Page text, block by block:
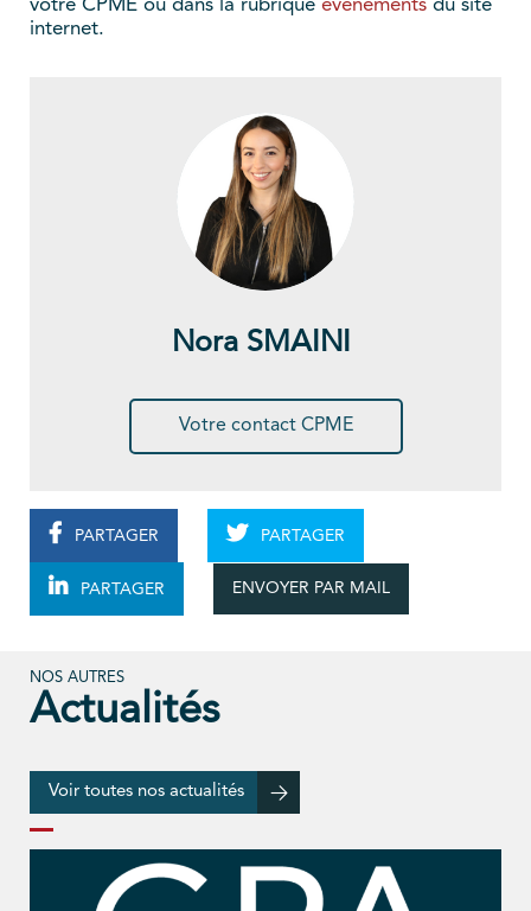
votre CPME ou dans la rubrique événements du site
internet.
Nora SMAINI
Votre contact CPME
PARTAGER PARTAGER
PARTAGER ENVOYER PAR MAIL
NOS AUTRES
Actualités
Voir toutes nos actualités